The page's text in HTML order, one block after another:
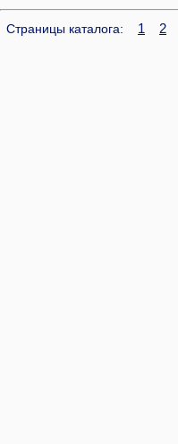
Страницы каталога: 1 2